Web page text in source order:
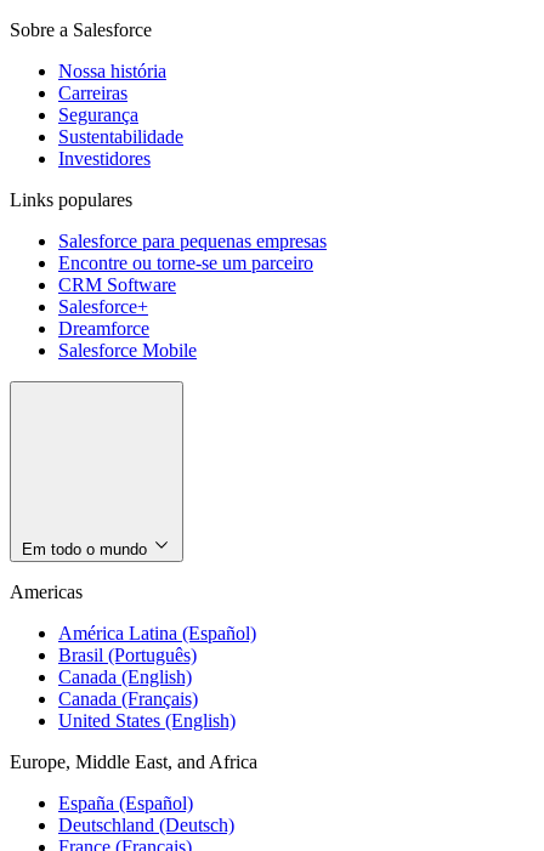
Sobre a Salesforce
Nossa história
Carreiras
Segurança
Sustentabilidade
Investidores
Links populares
Salesforce para pequenas empresas
Encontre ou torne-se um parceiro
CRM Software
Salesforce+
Dreamforce
Salesforce Mobile
Em todo o mundo
Americas
América Latina (Español)
Brasil (Português)
Canada (English)
Canada (Français)
United States (English)
Europe, Middle East, and Africa
España (Español)
Deutschland (Deutsch)